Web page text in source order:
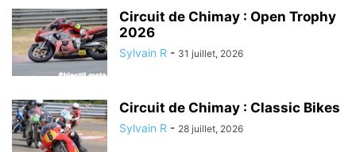
Circuit de Chimay : Open Trophy
2026
Sylvain R - 31 juillet, 2026
Circuit de Chimay : Classic Bikes
Sylvain R - 28 juillet, 2026